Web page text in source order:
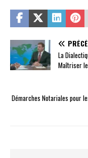
La
Maîtriser
Démarches Notariales pour